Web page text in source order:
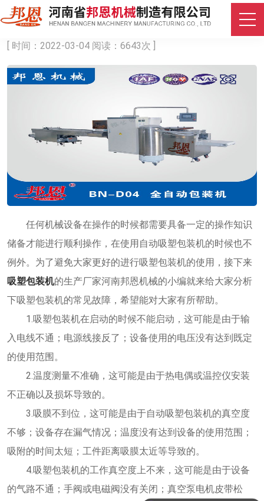
自动吸塑包装机的常见故障解析
[ 时间：2022-03-04 阅读：6643次 ]
任何机械设备在操作的时候都需要具备一定的操作知识
储备才能进行顺利操作，在使用自动吸塑包装机的时候也不
例外。为了避免大家更好的进行吸塑包装机的使用，接下来
吸塑包装机的生产厂家河南邦恩机械的小编就来给大家分析
下吸塑包装机的常见故障，希望能对大家有所帮助。
1.吸塑包装机在启动的时候不能启动，这可能是由于输
入电线不通；电源线接反了；设备使用的电压没有达到既定
的使用范围。
2.温度测量不准确，这可能是由于热电偶或温控仪安装
不正确以及损坏导致的。
3.吸膜不到位，这可能是由于自动吸塑包装机的真空度
不够；设备存在漏气情况；温度没有达到设备的使用范围；
吸附的时间太短；工件距离吸膜太近等导致的。
4.吸塑包装机的工作真空度上不来，这可能是由于设备
的气路不通；手阀或电磁阀没有关闭；真空泵电机皮带松